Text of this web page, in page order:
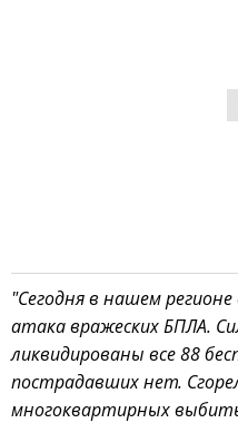
"Сегодня в нашем
атака вражеских БПЛА.
ликвидированы все 88
пострадавших нет.
многоквартирных